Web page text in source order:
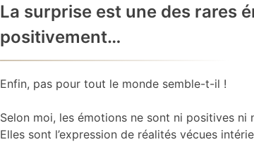
La surprise est une des rares
positivement…
Enfin, pas pour tout le monde semble-t-il !
Selon moi, les émotions ne sont ni positives ni
Elles sont l’expression de réalités vécues